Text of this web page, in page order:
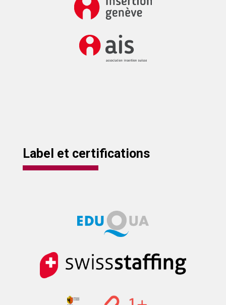
Label et certifications